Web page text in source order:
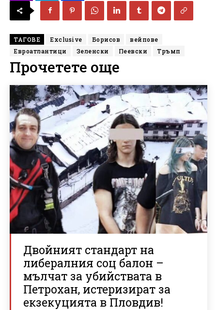
ТАГОВЕ Exclusive Борисов
вейпове
Евроатлантици
Зеленски Пеевски Тръмп
Прочетете още
Двойният стандарт на
либералния соц балон –
мълчат за убийствата в
Петрохан, истеризират за
екзекуцията в Пловдив!